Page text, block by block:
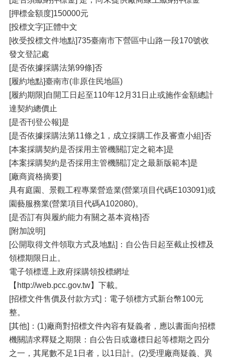
[押標金額度]150000元
[投標文字]正體中文
[收受投標文件地點]735臺南市下營區中山路一段170號收
發文登記處
[是否依據採購法第99條]否
[履約地點]臺南市(非原住民地區)
[履約期限]自開工日起至110年12月31日止或施作金額總計
達契約總價止
[是否刊登公報]是
[是否依據採購法第11條之1，成立採購工作及審查小組]否
[本案採購契約是否採用主管機關訂定之範本]是
[本案採購契約是否採用主管機關訂定之最新版範本]是
[廠商資格摘要]
具有庭園、景觀工程專業營造業(營業項目代碼E103091)或
園藝服務業(營業項目代碼A102080)。
[是否訂有與履約能力有關之基本資格]否
[附加說明]
[公開取得文件領取方式及地點]：自公告日起至截止投標及
領標期限日止。
電子領標逕上政府採購領投標網址
【http://web.pcc.gov.tw】下載。
[招標文件售價及付款方式]：電子領標方式新台幣100元
整。
[其他]：(1)廠商對招標文件內容有疑義者，應以書面向招標
機關請求釋疑之期限：自公告日或邀標日起等標期之四分
之一，其尾數不足1日者，以1日計。(2)受理廠商疑義、異